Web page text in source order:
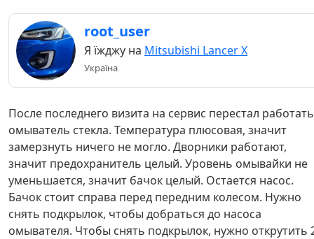
root_user
Я їжджу на Mitsubishi Lancer X
Україна
После последнего визита на сервис перестал работать
омыватель стекла. Температура плюсовая, значит
замерзнуть ничего не могло. Дворники работают,
значит предохранитель целый. Уровень омывайки не
уменьшается, значит бачок целый. Остается насос.
Бачок стоит справа перед передним колесом. Нужно
снять подкрылок, чтобы добраться до насоса
омывателя. Чтобы снять подкрылок, нужно открутить